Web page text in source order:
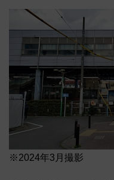
※2024年3月撮影